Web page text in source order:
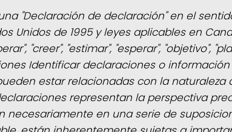
"Declaración de declaración" en el
Unidos de 1995 y leyes aplicables en
"creer", "estimar", "esperar", "objetivo",
Identificar declaraciones o información
estar relacionadas con la naturaleza
representan la perspectiva
necesariamente en una serie de